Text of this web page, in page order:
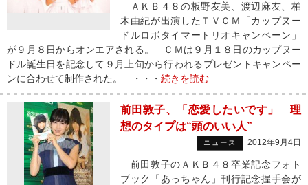
ＡＫＢ４８の板野友美、渡辺麻友、柏
木由紀が出演したＴＶＣＭ「カップヌー
ドルロボタイマートリオキャンペーン」
が９月８日からオンエアされる。 ＣＭは９月１８日のカップヌー
ドル誕生日を記念して９月上旬から行われるプレゼントキャンペー
ンに合わせて制作された。 ・・・ 続きを読む
前田敦子、「恋愛したいです」 理
想のタイプは“頭のいい人”
ニュース 2012年9月4日
前田敦子のＡＫＢ４８卒業記念フォト
ブック「あっちゃん」刊行記念握手会が